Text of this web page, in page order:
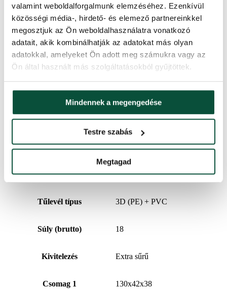
valamint weboldalforgalmunk elemzéséhez. Ezenkívül
közösségi média-, hirdető- és elemező partnereinkkel
megosztjuk az Ön weboldalhasználatra vonatkozó
adatait, akik kombinálhatják az adatokat más olyan
adatokkal, amelyeket Ön adott meg számukra vagy az
Ön által használt más szolgáltatásokból gyűjtöttek.
Mindennek a megengedése
Testre szabás
Megtagad
3D ágak száma 2856
PVC ágak száma
Magasság (állvánnyal) 240 cm
A 3D/PVC százalékos aránya 64/36
Szélesség 152 cm
Kinyitás típusa snap tree
Súly (netto) 16,2
Tűlevél típus 3D (PE) + PVC
Súly (brutto) 18
Kivitelezés Extra sűrű
Csomag 1 130x42x38